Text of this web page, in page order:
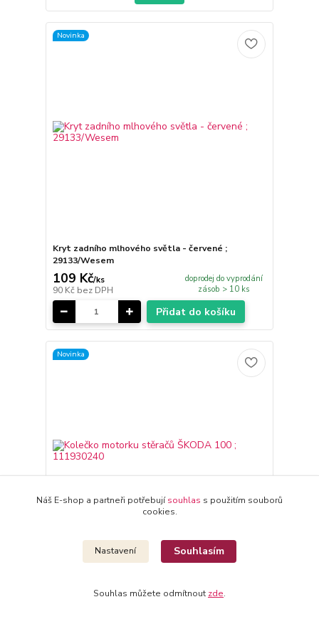
Novinka
Kryt zadního mlhového světla - červené ;
29133/Wesem
109 Kč/ks
90 Kč bez DPH
doprodej do vyprodání
zásob > 10 ks
Přidat do košíku
Novinka
bez DPH Skladem 1 ks
Náš E-shop a partneři potřebujísouhlas s použitím souborů
cookies.
Nastavení Souhlasím
Souhlas můžete odmítnout zde.